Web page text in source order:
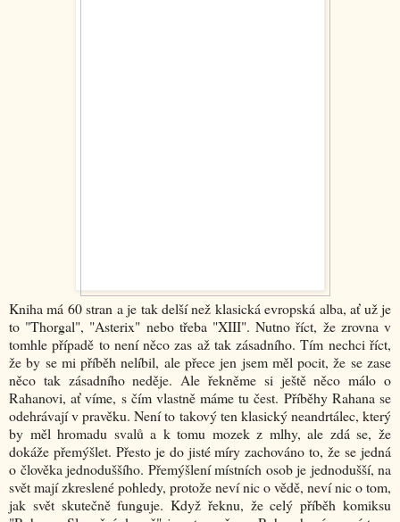
Kniha má 60 stran a je tak delší než klasická evropská alba, ať už je
to "Thorgal", "Asterix" nebo třeba "XIII". Nutno říct, že zrovna v
tomhle případě to není něco zas až tak zásadního. Tím nechci říct,
že by se mi příběh nelíbil, ale přece jen jsem měl pocit, že se zase
něco tak zásadního neděje. Ale řekněme si ještě něco málo o
Rahanovi, ať víme, s čím vlastně máme tu čest. Příběhy Rahana se
odehrávají v pravěku. Není to takový ten klasický neandrtálec, který
by měl hromadu svalů a k tomu mozek z mlhy, ale zdá se, že
dokáže přemýšlet. Přesto je do jisté míry zachováno to, že se jedná
o člověka jednoduššího. Přemýšlení místních osob je jednodušší, na
svět mají zkreslené pohledy, protože neví nic o vědě, neví nic o tom,
jak svět skutečně funguje. Když řeknu, že celý příběh komiksu